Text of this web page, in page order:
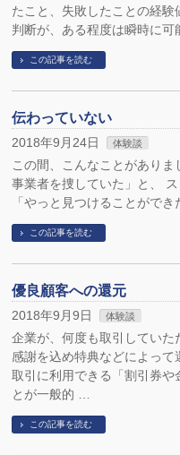
たこと、失敗したことの経
判断が、ある程度は瞬時に
この記事を読む
伝わっていない
2018年9月24日 体験談
この間、こんなことがあり
事業者を捜していた」と、
「やっと見つけることがで
この記事を読む
優良顧客への還元
2018年9月9日 体験談
企業が、何度も取引してい
感謝を込め特典などによって
取引に利用できる「割引券や
とが一般的 …
この記事を読む